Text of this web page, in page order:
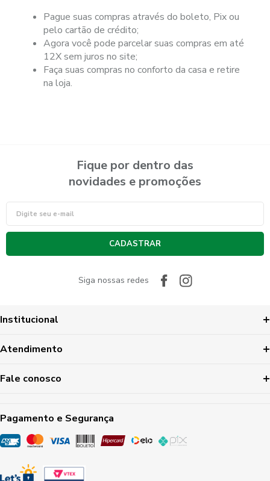
Pague suas compras através do boleto, Pix ou
pelo cartão de crédito;
Agora você pode parcelar suas compras em até
12X sem juros no site;
Faça suas compras no conforto da casa e retire
na loja.
Fique por dentro das
novidades e promoções
CADASTRAR
Siga nossas redes
Institucional
Atendimento
Fale conosco
Pagamento e Segurança